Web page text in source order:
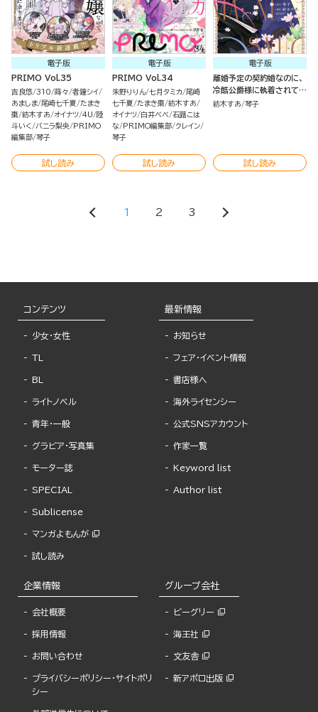
電子版
PRIMO Vol.35
吉良悠 310 蒔々 者鐘シイ
あましま
尾崎七千夏 たまき
棗 紡木すあ オイナツ 4U
陸
斗いく
バニラ梨央
PRIMO
編集部 琴子
試し読み
電子版
PRIMO Vol.34
朱野りりん 七月タミカ
尾崎
七千夏 たまき棗 紡木すあ
オイナツ 白井べべ 石蕗こは
な
PRIMO編集部 クレイン
琴子
試し読み
電子版
離婚予定の契約婚なのに、
冷酷公爵様に執着されてい
ます （2） 【かきおろし小説
紡木すあ 琴子
試し読み
1 2 3
コンテンツ
少女・女性
TL
BL
ライトノベル
青年・一般
グラビア・写真集
モーター誌
SPECIAL
Sublicense
マンガよもんが
試し読み
最新情報
お知らせ
フェア・イベント情報
書店様へ
海外ライセンシー
公式SNSアカウント
作家一覧
Keyword list
Author list
企業情報
会社概要
採用情報
お問い合わせ
プライバシーポリシー・サイトポリ
シー
グループ会社
ビーグリー
海王社
文友舎
新アポロ出版